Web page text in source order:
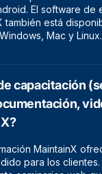
El software de
también está
Mac y Linux.
capacitación
MaintainX
para los clientes.